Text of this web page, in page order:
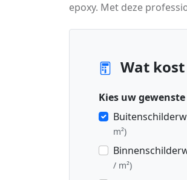
epoxy. Met deze
Wat
Kies uw
m²)
/ m²)